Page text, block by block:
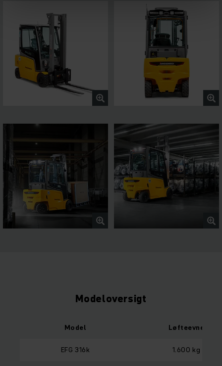
Modeloversigt
Model Løfteevne
EFG 316k 1.600 kg